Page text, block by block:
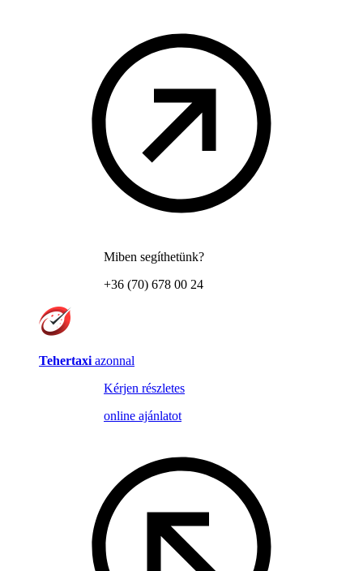
Miben segíthetünk?
+36 (70) 678 00 24
Tehertaxi azonnal
Kérjen részletes
online ajánlatot